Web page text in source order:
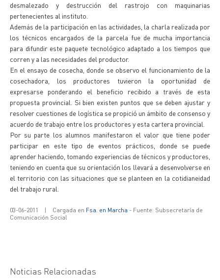
desmalezado y destrucción del rastrojo con maquinarias
pertenecientes al instituto.
Además de la participación en las actividades, la charla realizada por
los técnicos encargados de la parcela fue de mucha importancia
para difundir este paquete tecnológico adaptado a los tiempos que
corren y a las necesidades del productor.
En el ensayo de cosecha, donde se observo el funcionamiento de la
cosechadora, los productores tuvieron la oportunidad de
expresarse ponderando el beneficio recibido a través de esta
propuesta provincial. Si bien existen puntos que se deben ajustar y
resolver cuestiones de logística se propició un ámbito de consenso y
acuerdo de trabajo entre los productores y esta cartera provincial.
Por su parte los alumnos manifestaron el valor que tiene poder
participar en este tipo de eventos prácticos, donde se puede
aprender haciendo, tomando experiencias de técnicos y productores,
teniendo en cuenta que su orientación los llevará a desenvolverse en
el territorio con las situaciones que se planteen en la cotidianeidad
del trabajo rural.
03-06-2011 | Cargada en Fsa. en Marcha - Fuente: Subsecretaría de
Comunicación Social
Noticias Relacionadas